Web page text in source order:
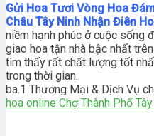
Gửi Hoa Tươi Vòng Hoa
Châu Tây Ninh Nhận Điên
niềm hạnh phúc ở cuộc sống
giao hoa tận nhà bậc nhất
tìm thấy rất chất lượng tốt
trong thời gian.
ba.1 Thương Mại & Dịch Vụ
hoa online Chợ Thành Phố